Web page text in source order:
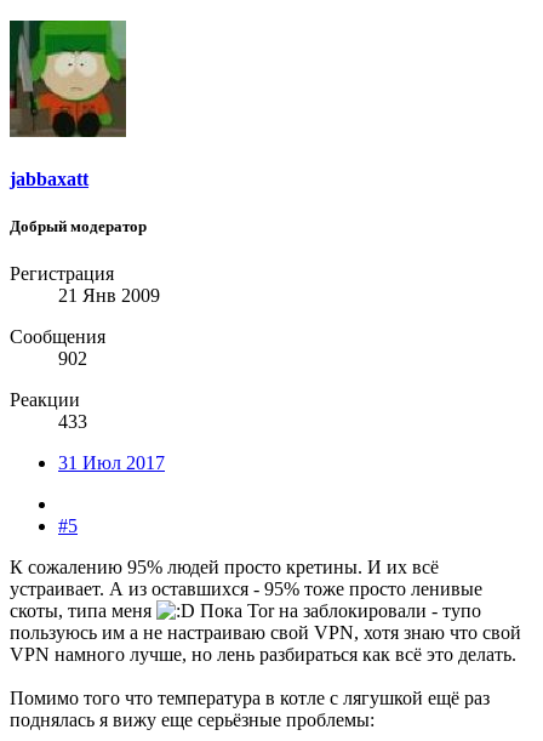
jabbaxatt
Добрый модератор
Регистрация
21 Янв 2009
Сообщения
902
Реакции
433
31 Июл 2017
#5
К сожалению 95% людей просто кретины. И их всё
устраивает. А из оставшихся - 95% тоже просто ленивые
скоты, типа меня
Пока Tor на заблокировали - тупо
пользуюсь им а не настраиваю свой VPN, хотя знаю что свой
VPN намного лучше, но лень разбираться как всё это делать.
Помимо того что температура в котле с лягушкой ещё раз
поднялась я вижу еще серьёзные проблемы: